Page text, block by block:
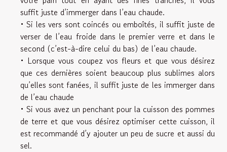
suffit juste d’immerger dans l’eau chaude.
• Si les vers sont coincés ou emboîtés, il suffit juste de
verser de l’eau froide dans le premier verre et dans le
second (c’est-à-dire celui du bas) de l’eau chaude.
• Lorsque vous coupez vos fleurs et que vous désirez
que ces dernières soient beaucoup plus sublimes alors
qu’elles sont fanées, il suffit juste de les immerger dans
de l’eau chaude
• Si vous avez un penchant pour la cuisson des pommes
de terre et que vous désirez optimiser cette cuisson, il
est recommandé d’y ajouter un peu de sucre et aussi du
sel.